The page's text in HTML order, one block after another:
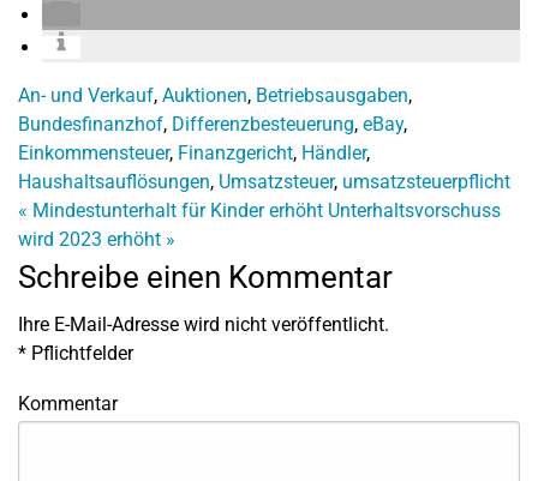
An- und Verkauf, Auktionen, Betriebsausgaben,
Bundesfinanzhof, Differenzbesteuerung, eBay,
Einkommensteuer, Finanzgericht, Händler,
Haushaltsauflösungen, Umsatzsteuer, umsatzsteuerpflicht
« Mindestunterhalt für Kinder erhöht Unterhaltsvorschuss
wird 2023 erhöht »
Schreibe einen Kommentar
Ihre E-Mail-Adresse wird nicht veröffentlicht.
* Pflichtfelder
Kommentar